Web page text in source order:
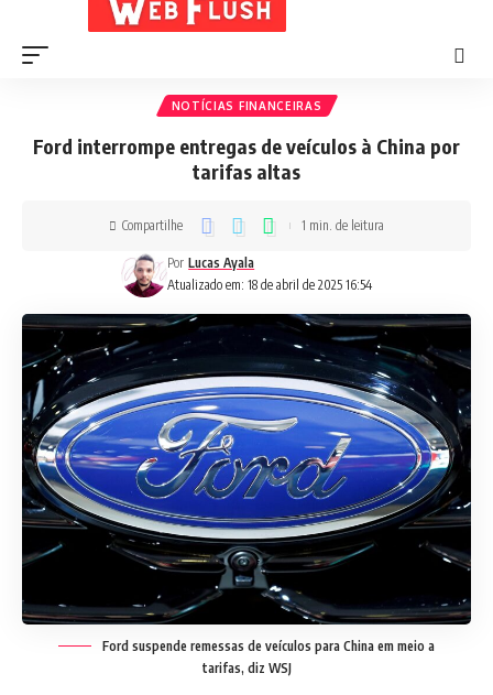
NOTÍCIAS FINANCEIRAS
Ford interrompe entregas de veículos à China por
tarifas altas
Atualizado em: 18 de abril de 2025 16:54
Por Lucas Ayala
Compartilhe 1 min. de leitura
Ford suspende remessas de veículos para China em meio a
tarifas, diz WSJ